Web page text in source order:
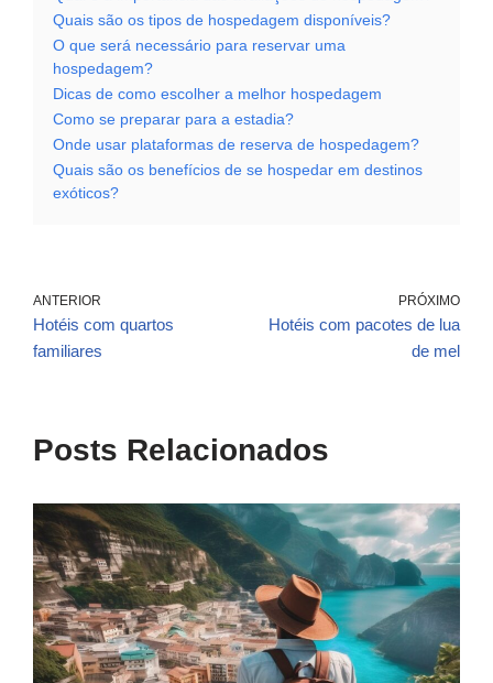
Quais são os tipos de hospedagem disponíveis?
O que será necessário para reservar uma
hospedagem?
Dicas de como escolher a melhor hospedagem
Como se preparar para a estadia?
Onde usar plataformas de reserva de hospedagem?
Quais são os benefícios de se hospedar em destinos
exóticos?
ANTERIOR
Hotéis com quartos
familiares
PRÓXIMO
Hotéis com pacotes de lua
de mel
Posts Relacionados